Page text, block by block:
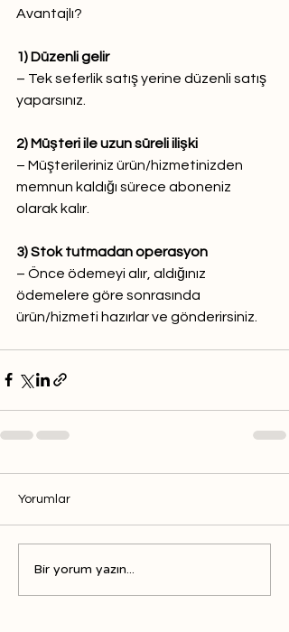
Avantajlı?
1) Düzenli gelir
– Tek seferlik satış yerine düzenli satış
yaparsınız.
2) Müşteri ile uzun süreli ilişki
– Müşterileriniz ürün/hizmetinizden
memnun kaldığı sürece aboneniz
olarak kalır.
3) Stok tutmadan operasyon
– Önce ödemeyi alır, aldığınız
ödemelere göre sonrasında
ürün/hizmeti hazırlar ve gönderirsiniz.
Yorumlar
Bir yorum yazın...